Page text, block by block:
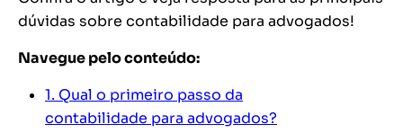
dúvidas sobre contabilidade para advogados!
Navegue pelo conteúdo:
1. Qual o primeiro passo da
contabilidade para advogados?